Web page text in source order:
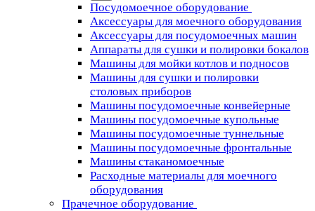
Посудомоечное оборудование
Аксессуары для моечного оборудования
Аксессуары для посудомоечных машин
Аппараты для сушки и полировки бокалов
Машины для мойки котлов и подносов
Машины для сушки и полировки
столовых приборов
Машины посудомоечные конвейерные
Машины посудомоечные купольные
Машины посудомоечные туннельные
Машины посудомоечные фронтальные
Машины стаканомоечные
Расходные материалы для моечного
оборудования
Прачечное оборудование